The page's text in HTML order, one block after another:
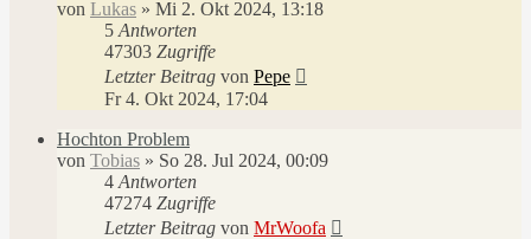
von Lukas » Mi 2. Okt 2024, 13:18
5 Antworten
47303 Zugriffe
Letzter Beitrag von Pepe
Fr 4. Okt 2024, 17:04
Hochton Problem
von Tobias » So 28. Jul 2024, 00:09
4 Antworten
47274 Zugriffe
Letzter Beitrag von MrWoofa